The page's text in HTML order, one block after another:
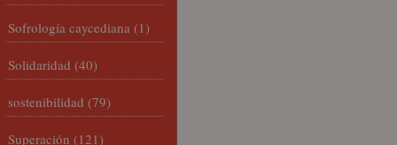
Sofrología caycediana (1)
Solidaridad (40)
sostenibilidad (79)
Superación (121)